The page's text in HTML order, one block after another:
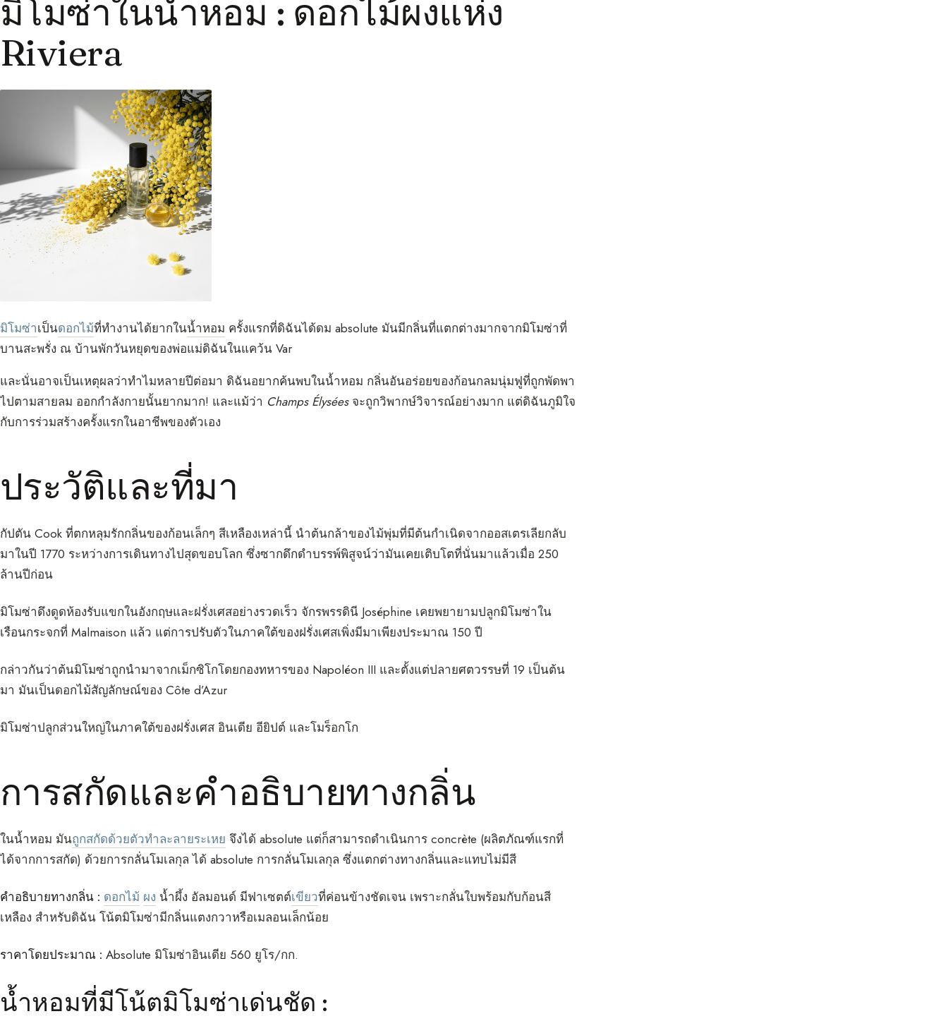
มิโมซ่าในน้ำหอม : ดอกไม้ผงแห่ง
Riviera
มิโมซ่าเป็นดอกไม้ที่ทำงานได้ยากในน้ำหอม ครั้งแรกที่ดิฉันได้ดม absolute มันมีกลิ่นที่แตกต่างมากจากมิโมซ่าที่
บานสะพรั่ง ณ บ้านพักวันหยุดของพ่อแม่ดิฉันในแคว้น Var
และนั่นอาจเป็นเหตุผลว่าทำไมหลายปีต่อมา ดิฉันอยากค้นพบในน้ำหอม กลิ่นอันอร่อยของก้อนกลมนุ่มฟูที่ถูกพัดพา
ไปตามสายลม ออกกำลังกายนั้นยากมาก! และแม้ว่า Champs Élyséesจะถูกวิพากษ์วิจารณ์อย่างมาก แต่ดิฉันภูมิใจ
กับการร่วมสร้างครั้งแรกในอาชีพของตัวเอง
ประวัติและที่มา
กัปตัน Cook ที่ตกหลุมรักกลิ่นของก้อนเล็กๆ สีเหลืองเหล่านี้ นำต้นกล้าของไม้พุ่มที่มีต้นกำเนิดจากออสเตรเลียกลับ
มาในปี 1770 ระหว่างการเดินทางไปสุดขอบโลก ซึ่งซากดึกดำบรรพ์พิสูจน์ว่ามันเคยเติบโตที่นั่นมาแล้วเมื่อ 250
ล้านปีก่อน
มิโมซ่าดึงดูดห้องรับแขกในอังกฤษและฝรั่งเศสอย่างรวดเร็ว จักรพรรดินี Joséphine เคยพยายามปลูกมิโมซ่าใน
เรือนกระจกที่ Malmaison แล้ว แต่การปรับตัวในภาคใต้ของฝรั่งเศสเพิ่งมีมาเพียงประมาณ 150 ปี
กล่าวกันว่าต้นมิโมซ่าถูกนำมาจากเม็กซิโกโดยกองทหารของ Napoléon III และตั้งแต่ปลายศตวรรษที่ 19 เป็นต้น
มา มันเป็นดอกไม้สัญลักษณ์ของ Côte d’Azur
มิโมซ่าปลูกส่วนใหญ่ในภาคใต้ของฝรั่งเศส อินเดีย อียิปต์ และโมร็อกโก
การสกัดและคำอธิบายทางกลิ่น
ในน้ำหอม มันถูกสกัดด้วยตัวทำละลายระเหย จึงได้ absolute แต่ก็สามารถดำเนินการ concrète (ผลิตภัณฑ์แรกที่
ได้จากการสกัด) ด้วยการกลั่นโมเลกุล ได้ absolute การกลั่นโมเลกุล ซึ่งแตกต่างทางกลิ่นและแทบไม่มีสี
คำอธิบายทางกลิ่น : ดอกไม้ ผง น้ำผึ้ง อัลมอนด์ มีฟาเซตต์เขียวที่ค่อนข้างชัดเจน เพราะกลั่นใบพร้อมกับก้อนสี
เหลือง สำหรับดิฉัน โน้ตมิโมซ่ามีกลิ่นแตงกวาหรือเมลอนเล็กน้อย
ราคาโดยประมาณ : Absolute มิโมซ่าอินเดีย 560 ยูโร/กก.
น้ำหอมที่มีโน้ตมิโมซ่าเด่นชัด :